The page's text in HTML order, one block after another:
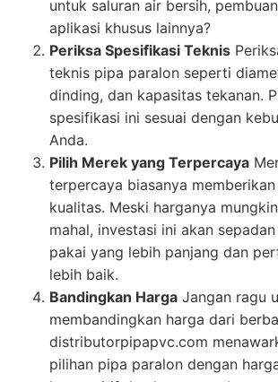
untuk saluran air bersih,
aplikasi khusus lainnya?
Periksa Spesifikasi Teknis
teknis pipa paralon seperti
dinding, dan kapasitas tekanan.
spesifikasi ini sesuai dengan
Anda.
Pilih Merek yang Terpercaya
terpercaya biasanya
kualitas. Meski harganya
mahal, investasi ini akan
pakai yang lebih panjang dan
lebih baik.
Bandingkan Harga Jangan ragu
membandingkan harga dari
distributorpipapvc.com
pilihan pipa paralon dengan